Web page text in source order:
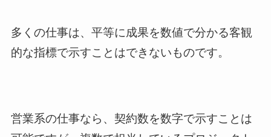
多くの仕事は、平等に成果を数値で分かる客観
的な指標で示すことはできないものです。
営業系の仕事なら、契約数を数字で示すことは